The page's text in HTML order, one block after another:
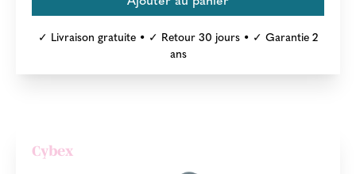
✓ Livraison gratuite • ✓ Retour 30 jours • ✓ Garantie 2
ans
Cybex